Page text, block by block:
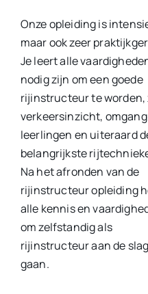
Onze opleiding is
maar ook zeer
Je leert alle
nodig zijn om een goede
rijinstructeur te worden,
verkeersinzicht,
leerlingen en uiteraard
belangrijkste
Na het afronden van de
rijinstructeur opleiding
alle kennis en
om zelfstandig als
rijinstructeur aan de
gaan.